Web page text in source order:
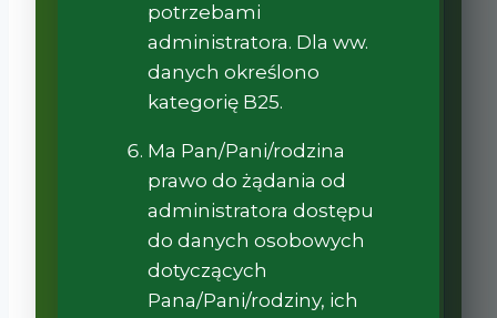
potrzebami
administratora. Dla ww.
danych określono
kategorię B25.
Ma Pan/Pani/rodzina
prawo do żądania od
administratora dostępu
do danych osobowych
dotyczących
Pana/Pani/rodziny, ich